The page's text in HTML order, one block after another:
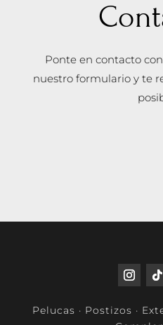
Ponte en contacto
nuestro formulario y te
Pelucas · Postizos ·